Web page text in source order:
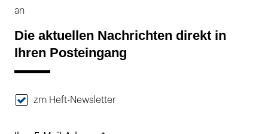
an
Die aktuellen Nachrichten direkt in
Ihren Posteingang
zm Heft-Newsletter